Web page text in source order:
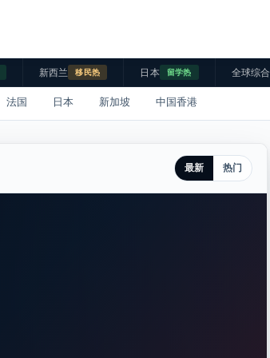
新西兰 移民热 日本 留学热 全球综合
法国 日本 新加坡 中国香港
最新 热门